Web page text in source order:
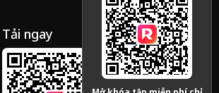
Tải ngay